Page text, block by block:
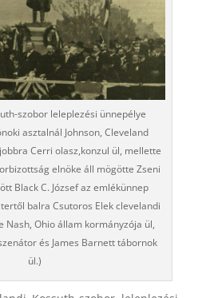
szobor leleplezési ünnepélye
asztalnál Johnson, Cleveland
Cerri olasz,konzul ül, mellette
elnöke áll mögötte Zseni
Black C. József az emlékünnep
balra Csutoros Elek clevelandi
Nash, Ohio állam kormányzója ül,
és James Barnett tábornok
ül.)